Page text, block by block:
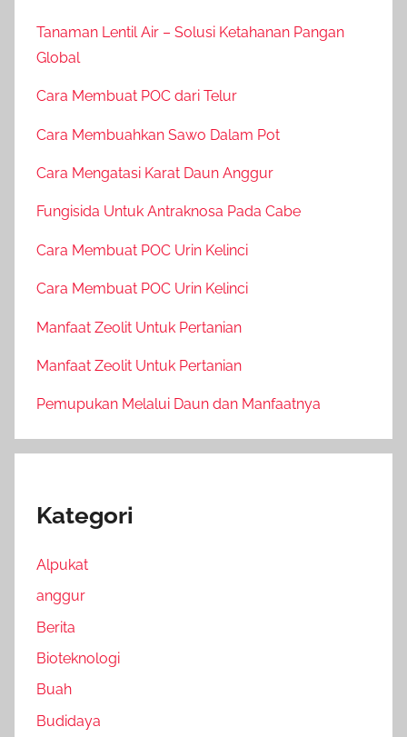
Tanaman Lentil Air – Solusi Ketahanan Pangan
Global
Cara Membuat POC dari Telur
Cara Membuahkan Sawo Dalam Pot
Cara Mengatasi Karat Daun Anggur
Fungisida Untuk Antraknosa Pada Cabe
Cara Membuat POC Urin Kelinci
Cara Membuat POC Urin Kelinci
Manfaat Zeolit Untuk Pertanian
Manfaat Zeolit Untuk Pertanian
Pemupukan Melalui Daun dan Manfaatnya
Kategori
Alpukat
anggur
Berita
Bioteknologi
Buah
Budidaya